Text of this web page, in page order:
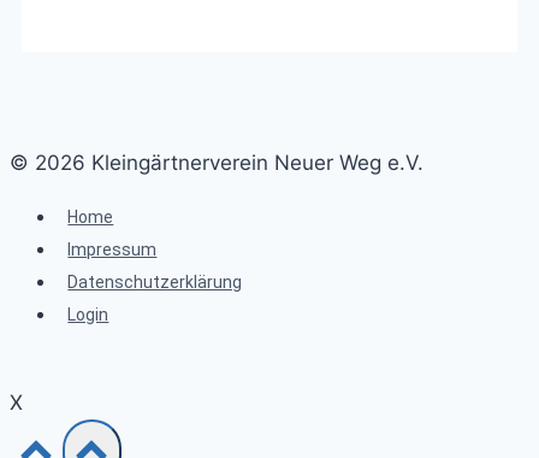
© 2026 Kleingärtnerverein Neuer Weg e.V.
Home
Impressum
Datenschutzerklärung
Login
X